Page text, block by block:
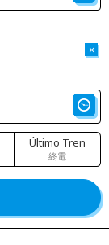
×
Último Tren
終電